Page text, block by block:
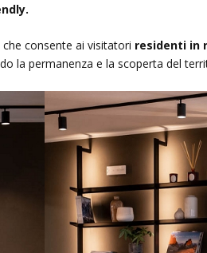
che consente ai visitatori residenti in
la permanenza e la scoperta del